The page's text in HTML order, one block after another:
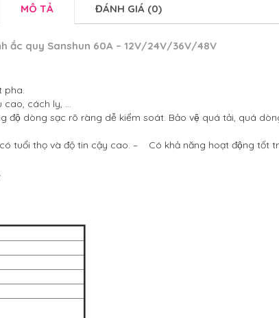
MÔ TẢ ĐÁNH GIÁ (0)
ắc quy Sanshun 60A – 12V/24V/36V/48V
pha.
cao, cách ly, …
độ dòng sạc rõ ràng dễ kiểm soát. Bảo vệ quá tải, quá
tuổi thọ và độ tin cậy cao. – Có khả năng hoạt động tốt